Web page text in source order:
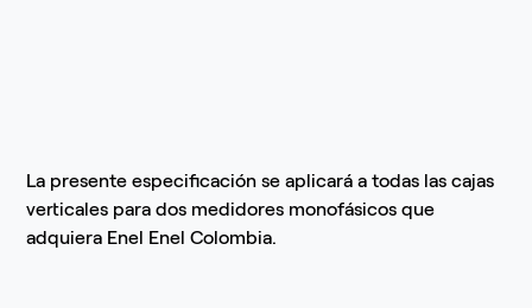
La presente especificación se aplicará a todas las cajas
verticales para dos medidores monofásicos que
adquiera Enel Enel Colombia.